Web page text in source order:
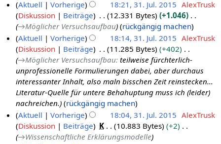
t
u
n
g
s
z
u
s
a
m
m
e
n
2
0
A
u
1
Aktuell Vorherige 18:21, 31. Jul. 2015 AlexTrusk
Diskussion
Beiträge 12.331 Bytes
+1.046
→Möglicher Versuchsaufbau
rückgängig machen
Aktuell
Vorherige 18:14, 31. Jul. 2015 AlexTrusk
Diskussion
Beiträge 11.285 Bytes
+402
→Möglicher Versuchsaufbau:teilweise fürchterlich-
unprofessionelle Formulierungen dabei, aber durchaus
interessanter Inhalt, also maln bisschen Zeit reinstecken...
Literatur-Quelle für untere Behahuptung muss ich (leider)
nachreichen.
rückgängig machen
Aktuell
Vorherige 18:04, 31. Jul. 2015 AlexTrusk
Diskussion
Beiträge K 10.883 Bytes
+2
→Wissenschaftliche Erklärungsmodelle